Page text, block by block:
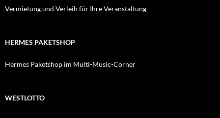
Vermietung und Verleih für Ihre Veranstaltung
HERMES PAKETSHOP
Hermes Paketshop im Multi-Music-Corner
WESTLOTTO